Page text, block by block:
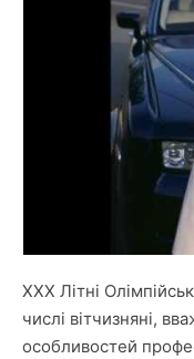
XXX Літні
числі вітчизняні,
особливостей